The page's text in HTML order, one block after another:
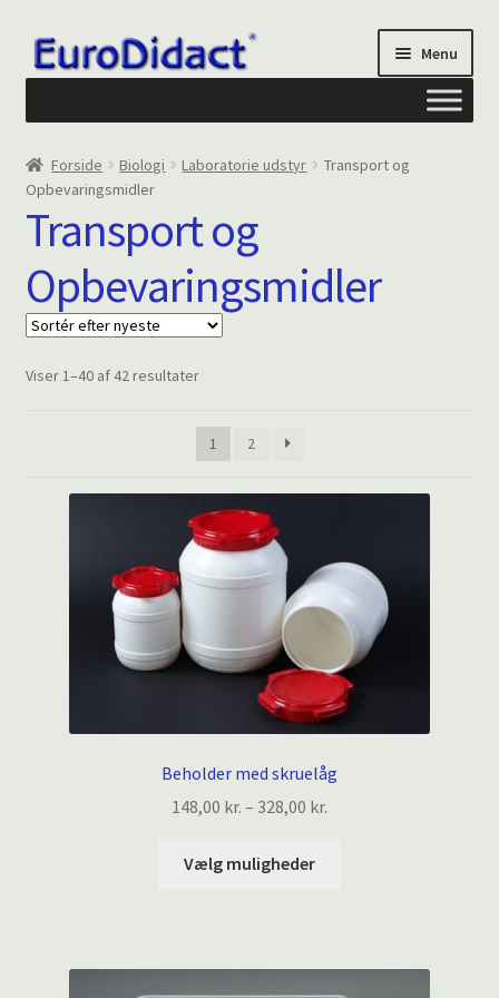
Spring
til
Spring
til
Menu
Om os
Privatliv og cookies
Kontakt formular
Din Konto
Forside Biologi Laboratorie udstyr
Transport og
Opbevaringsmidler
Transport og
Opbevaringsmidler
Viser 1–40 af 42 resultaterSorteret
seneste
1
2
Beholder med skruelåg
148,00 kr. – 328,00 kr.
Vælg muligheder
Mulighederne